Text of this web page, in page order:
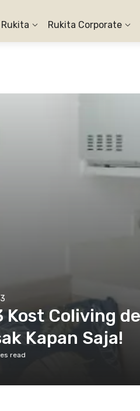
Rukita Corporate
Kost Coliving
Kapan Saja!
read